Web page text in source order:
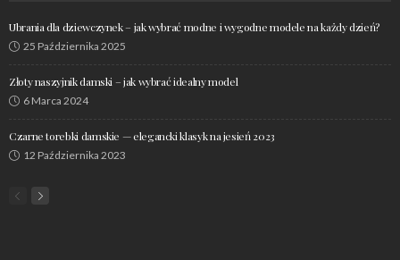
Ubrania dla dziewczynek – jak wybrać modne i wygodne modele na każdy dzień?
25 Października 2025
Złoty naszyjnik damski – jak wybrać idealny model
6 Marca 2024
Czarne torebki damskie — elegancki klasyk na jesień 2023
12 Października 2023